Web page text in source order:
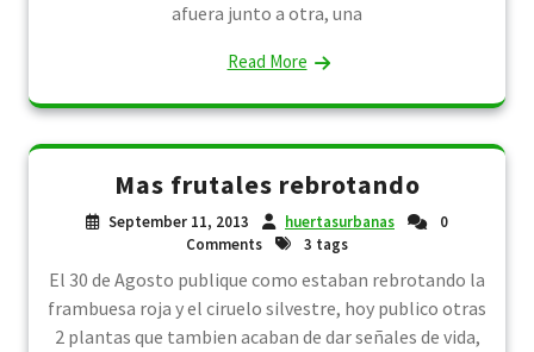
afuera junto a otra, una
Read More
Mas frutales rebrotando
September 11, 2013 huertasurbanas
0
Comments
3 tags
El 30 de Agosto publique como estaban rebrotando la
frambuesa roja y el ciruelo silvestre, hoy publico otras
2 plantas que tambien acaban de dar señales de vida,